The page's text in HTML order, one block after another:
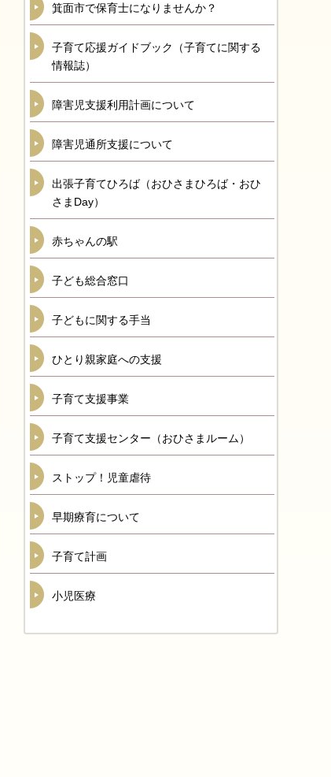
箕面市で保育士になりませんか？
子育て応援ガイドブック（子育てに関する
情報誌）
障害児支援利用計画について
障害児通所支援について
出張子育てひろば（おひさまひろば・おひ
さまDay）
赤ちゃんの駅
子ども総合窓口
子どもに関する手当
ひとり親家庭への支援
子育て支援事業
子育て支援センター（おひさまルーム）
ストップ！児童虐待
早期療育について
子育て計画
小児医療